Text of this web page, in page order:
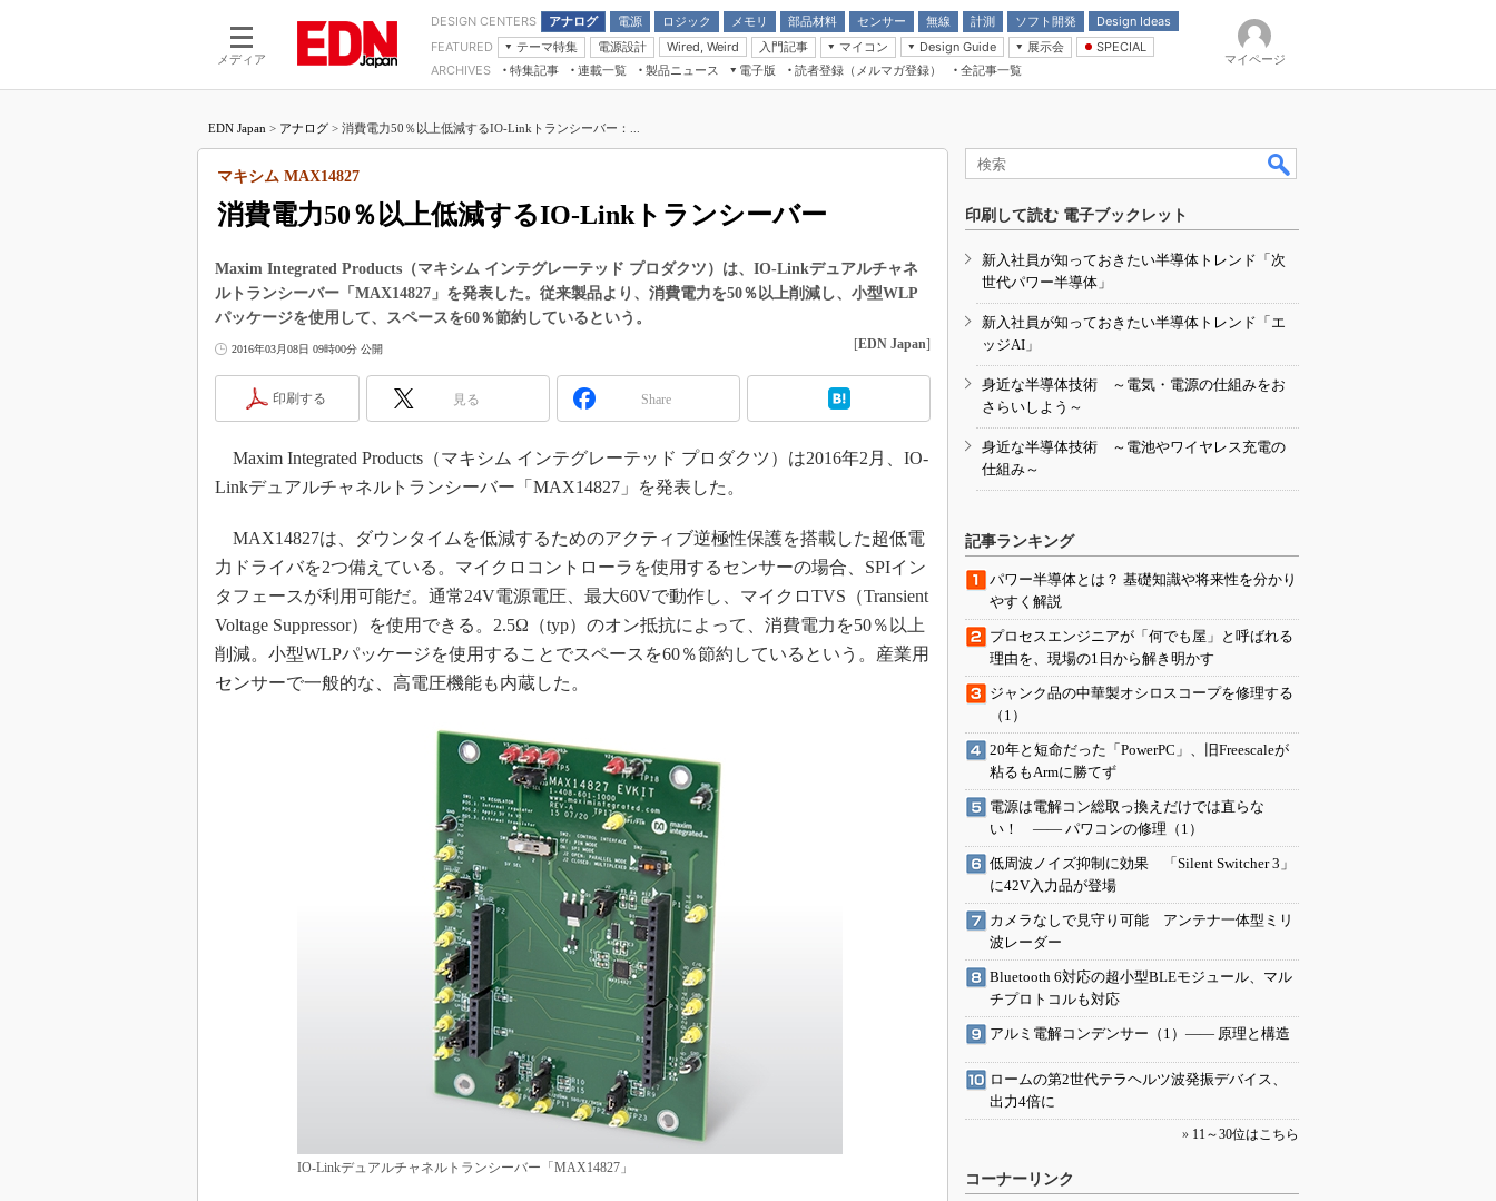
メディア
DESIGN CENTERS アナログ
電源
モーター
ロジック
LSI
メモリ
部品材料
受動部品
センサー 無線 計測 ソフト開発
Design Ideas
アナログ機能回路
計測とテスト
FEATURED
テーマ特集
つながるクルマ
エレクトロニクス入門
医療エレ（EE Times Japan）
製品解剖（EE Times Japan）
電源設計 Wired, Weird
入門記事
モーター入門
マイコン
マイコン講座
Design Guide
計測機器
展示会
CEATEC
組込み/エッジコンピューティング展
人とくるま展
SPECIAL
Microchip情報
ARCHIVES 特集記事
連載一覧
マイクロプロセッサ懐古録
用講座
たった2つの式で始めるDC/DCコン
バーターの設計
DC-DCコンバーター活用講座
Wired, Weird
高速シリアル伝送技術講座
ズ編
座
Bluetooth mesh入門
最新記事一覧
計測器メーカーから見た5G
USB Type-Cの登場で評価試験はど
IoT時代の無線規格を知る【Thread
IoT時代の無線規格を知る【Z-Wave
製品ニュース
電子版
電子ブックレット
読者登録（メルマガ登録） 全記事一覧
マイページ
EDN Japan > アナログ > 消費電力50％以上低減するIO-Linkトランシーバー：...
消費電力50％以上低減するIO-Linkトランシーバー
マキシム MAX14827
Maxim Integrated Products（マキシム インテグレーテッド プロダクツ）は、IO-Linkデュアルチャネ
ルトランシーバー「MAX14827」を発表した。従来製品より、消費電力を50％以上削減し、小型WLP
パッケージを使用して、スペースを60％節約しているという。
2016年03月08日 09時00分 公開 [EDN Japan]
印刷する 見る Share
Maxim Integrated Products（マキシム インテグレーテッド プロダクツ）は2016年2月、IO-
Linkデュアルチャネルトランシーバー「MAX14827」を発表した。
MAX14827は、ダウンタイムを低減するためのアクティブ逆極性保護を搭載した超低電
力ドライバを2つ備えている。マイクロコントローラを使用するセンサーの場合、SPIイン
タフェースが利用可能だ。通常24V電源電圧、最大60Vで動作し、マイクロTVS（Transient
Voltage Suppressor）を使用できる。2.5Ω（typ）のオン抵抗によって、消費電力を50％以上
削減。小型WLPパッケージを使用することでスペースを60％節約しているという。産業用
センサーで一般的な、高電圧機能も内蔵した。
IO-Linkデュアルチャネルトランシーバー「MAX14827」
印刷して読む 電子ブックレット
新入社員が知っておきたい半導体トレンド「次
世代パワー半導体」
新入社員が知っておきたい半導体トレンド「エ
ッジAI」
身近な半導体技術 ～電気・電源の仕組みをお
さらいしよう～
身近な半導体技術 ～電池やワイヤレス充電の
仕組み～
記事ランキング
パワー半導体とは？ 基礎知識や将来性を分かり
やすく解説
プロセスエンジニアが「何でも屋」と呼ばれる
理由を、現場の1日から解き明かす
ジャンク品の中華製オシロスコープを修理する
（1）
20年と短命だった「PowerPC」、旧Freescaleが
粘るもArmに勝てず
電源は電解コン総取っ換えだけでは直らな
い！ ―― パワコンの修理（1）
低周波ノイズ抑制に効果 「Silent Switcher 3」
に42V入力品が登場
カメラなしで見守り可能 アンテナ一体型ミリ
波レーダー
Bluetooth 6対応の超小型BLEモジュール、マル
チプロトコルも対応
アルミ電解コンデンサー（1）―― 原理と構造
ロームの第2世代テラヘルツ波発振デバイス、
出力4倍に
» 11～30位はこちら
コーナーリンク